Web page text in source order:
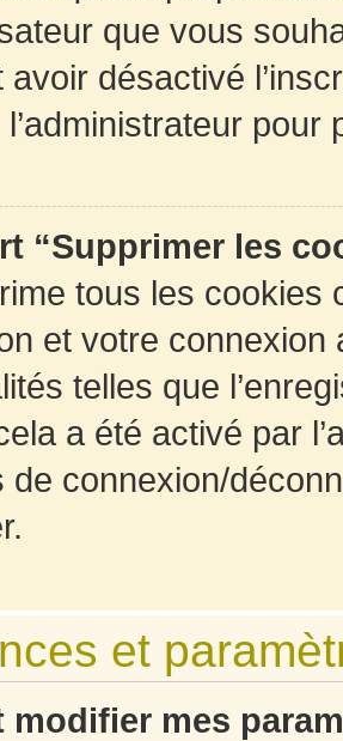
que vous
avoir désactivé
“Supprimer les
tous les cookies
et votre
telles que
a été activé par
de connexion/
et
modifier mes